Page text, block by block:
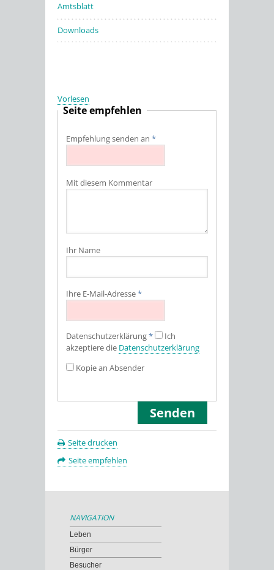
Amtsblatt
Downloads
Vorlesen
Seite empfehlen
Empfehlung senden an *
Mit diesem Kommentar
Ihr Name
Ihre E-Mail-Adresse*
Datenschutz­erklärung*
Ich
akzeptiere die Datenschutz­erklärung
Kopie an Absender
Seite drucken
Seite empfehlen
NAVIGATION
Leben
Bürger
Besucher